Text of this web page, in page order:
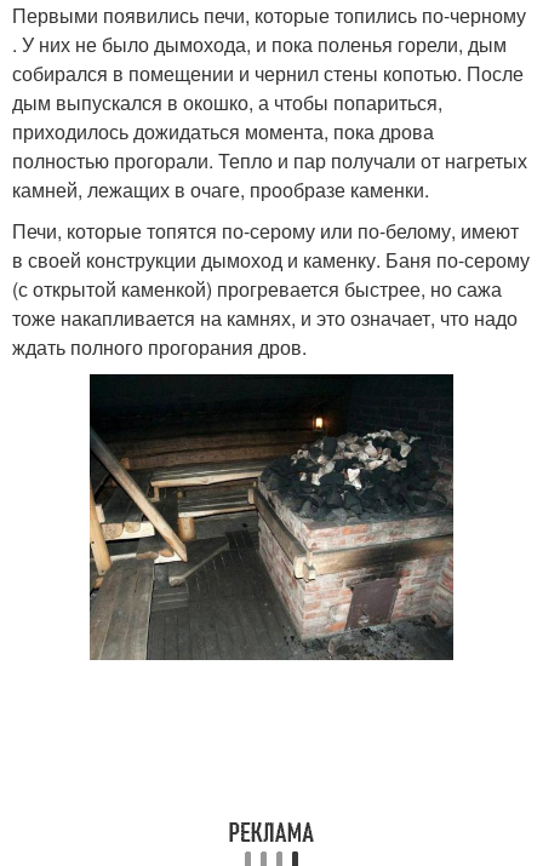
Первыми появились печи, которые топились по-черному
. У них не было дымохода, и пока поленья горели, дым
собирался в помещении и чернил стены копотью. После
дым выпускался в окошко, а чтобы попариться,
приходилось дожидаться момента, пока дрова
полностью прогорали. Тепло и пар получали от нагретых
камней, лежащих в очаге, прообразе каменки.
Печи, которые топятся по-серому или по-белому, имеют
в своей конструкции дымоход и каменку. Баня по-серому
(с открытой каменкой) прогревается быстрее, но сажа
тоже накапливается на камнях, и это означает, что надо
ждать полного прогорания дров.